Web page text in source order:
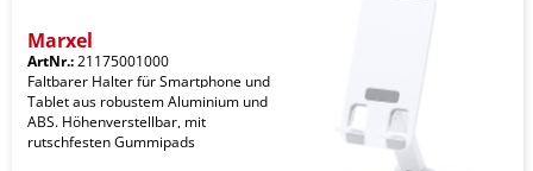
Marxel
ArtNr.:21175001000
Faltbarer Halter für Smartphone und
Tablet aus robustem Aluminium und
ABS. Höhenverstellbar, mit
rutschfesten Gummipads